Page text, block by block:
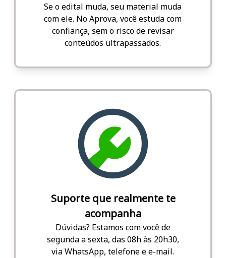
Se o edital muda, seu material muda
com ele. No Aprova, você estuda com
confiança, sem o risco de revisar
conteúdos ultrapassados.
Suporte que realmente te
acompanha
Dúvidas? Estamos com você de
segunda a sexta, das 08h às 20h30,
via WhatsApp, telefone e e-mail.